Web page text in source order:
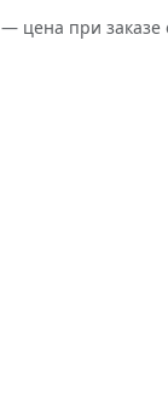
— цена при